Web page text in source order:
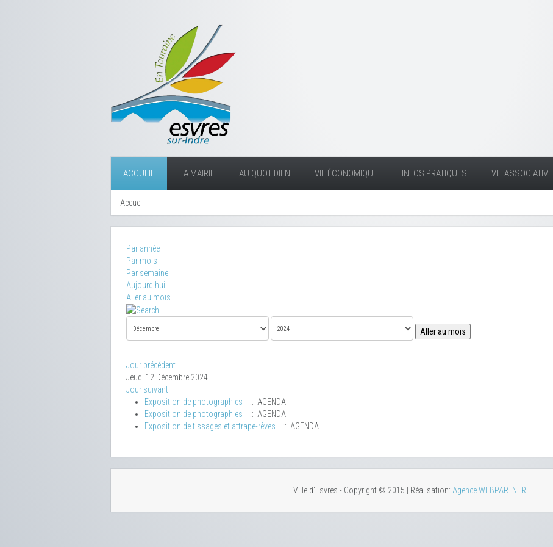
ACCUEIL LA MAIRIE AU QUOTIDIEN VIE ÉCONOMIQUE INFOS PRATIQUES VIE ASSOCIATIVE
Accueil
Par année
Par mois
Par semaine
Aujourd'hui
Aller au mois
Aller au mois
Jour précédent
Jeudi 12 Décembre 2024
Jour suivant
Exposition de photographies
:: AGENDA
Exposition de photographies
:: AGENDA
Exposition de tissages et attrape-rêves
:: AGENDA
Ville d'Esvres - Copyright © 2015 | Réalisation: Agence WEBPARTNER